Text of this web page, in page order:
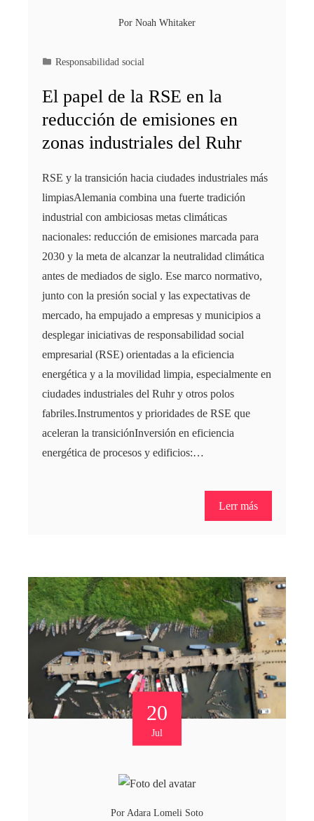
Por Noah Whitaker
Responsabilidad social
El papel de la RSE en la
reducción de emisiones en
zonas industriales del Ruhr
RSE y la transición hacia ciudades industriales más
limpiasAlemania combina una fuerte tradición
industrial con ambiciosas metas climáticas
nacionales: reducción de emisiones marcada para
2030 y la meta de alcanzar la neutralidad climática
antes de mediados de siglo. Ese marco normativo,
junto con la presión social y las expectativas de
mercado, ha empujado a empresas y municipios a
desplegar iniciativas de responsabilidad social
empresarial (RSE) orientadas a la eficiencia
energética y a la movilidad limpia, especialmente en
ciudades industriales del Ruhr y otros polos
fabriles.Instrumentos y prioridades de RSE que
aceleran la transiciónInversión en eficiencia
energética de procesos y edificios:…
Lerr más
20
Jul
Por Adara Lomeli Soto